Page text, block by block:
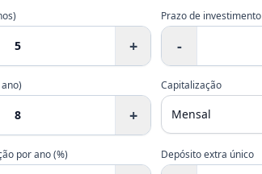
)
+
Prazo de investimento
-
+
Capitalização
por ano (%) Depósito extra único